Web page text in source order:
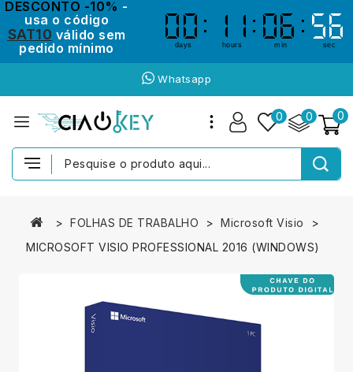
DESCONTO -10% -
usa o código
SAT10 válido sem
pedido mínimo
00
00
days
11
11
hours
06
06
min
56
55
55
56
sec
Whatsapp
0
0
0
FOLHAS DE TRABALHO
Microsoft Visio
MICROSOFT VISIO PROFESSIONAL 2016 (WINDOWS)